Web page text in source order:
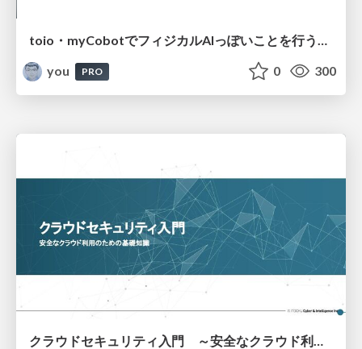
toio・myCobotでフィジカルAIっぽいことを行うための検討（とりあえず調査） / フィジカルAI LT（IoTLTによる開催）
you
PRO 0 300